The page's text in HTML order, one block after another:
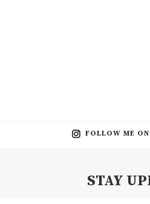
FOLLOW ME
STAY